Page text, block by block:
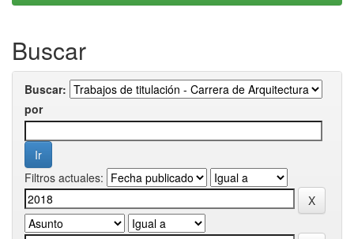
Buscar
Buscar:
por
Filtros actuales: